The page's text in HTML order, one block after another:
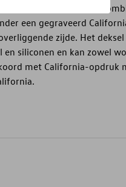
De blauwe fles
een gegraveerd
zijde. Het
siliconen en kan zowel
met California-opdruk